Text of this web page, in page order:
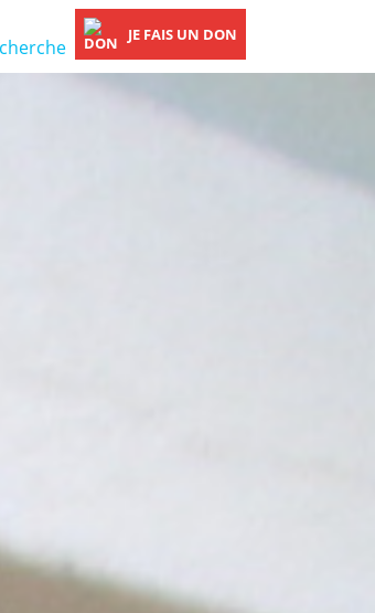
JE FAIS UN DON